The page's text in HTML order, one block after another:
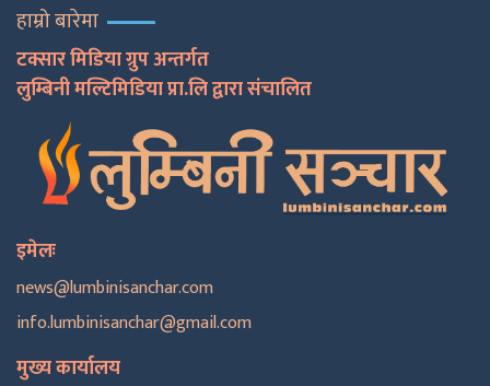
हाम्रो बारेमा
टक्सार मिडिया ग्रुप अन्तर्गत
लुम्बिनी मल्टिमिडिया प्रा.लि द्वारा संचालित
इमेलः
news@lumbinisanchar.com
info.lumbinisanchar@gmail.com
मुख्य कार्यालय